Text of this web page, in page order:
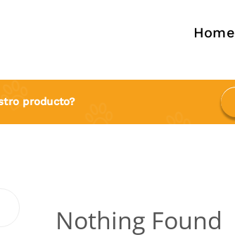
Home
producto?
Nothing Found